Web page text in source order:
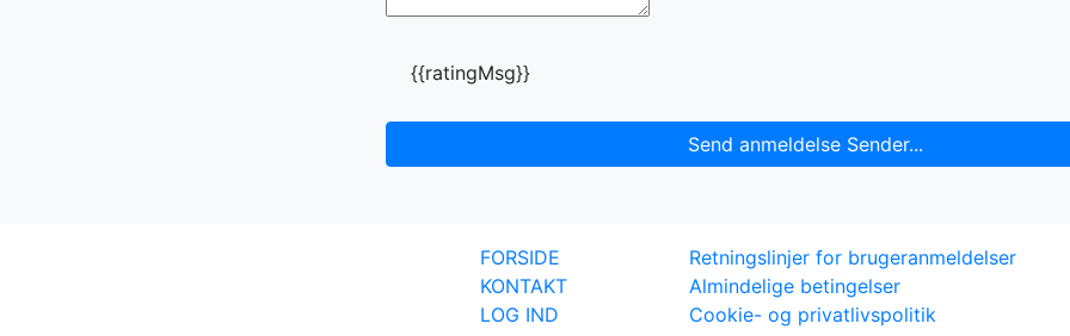
{{ratingMsg}}
Send anmeldelse Sender...
FORSIDE
KONTAKT
LOG IND
Retningslinjer for brugeranmeldelser
Almindelige betingelser
Cookie- og privatlivspolitik